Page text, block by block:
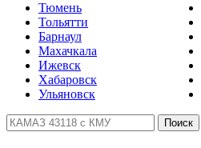
Тюмень
Тольятти
Барнаул
Махачкала
Ижевск
Хабаровск
Ульяновск
Поиск